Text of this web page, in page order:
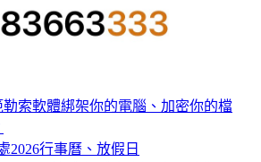
索軟體綁架你的電腦、加密你的檔
2026行事曆、放假日